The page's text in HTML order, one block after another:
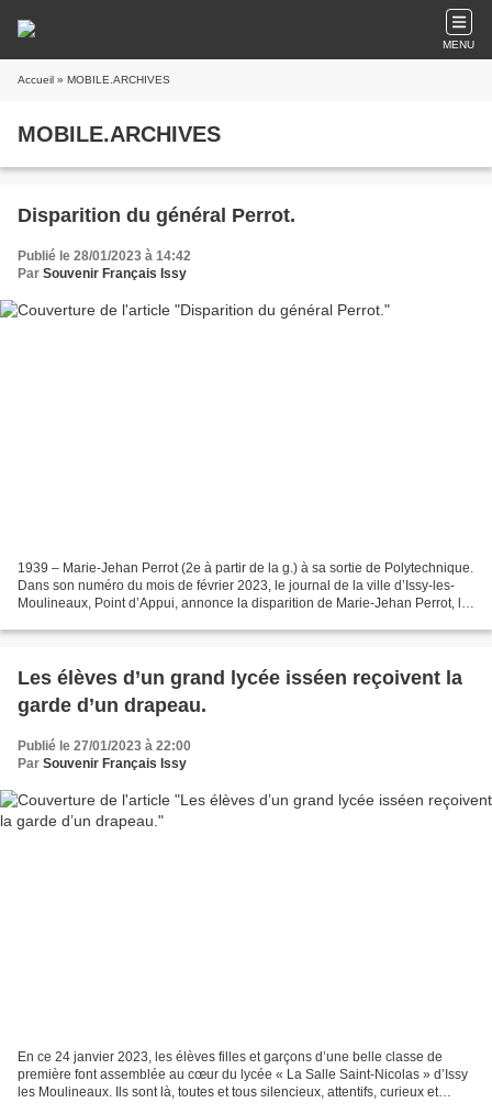
MENU
Accueil » MOBILE.ARCHIVES
MOBILE.ARCHIVES
Disparition du général Perrot.
Publié le 28/01/2023 à 14:42
Par Souvenir Français Issy
1939 – Marie-Jehan Perrot (2e à partir de la g.) à sa sortie de Polytechnique.
Dans son numéro du mois de février 2023, le journal de la ville d’Issy-les-
Moulineaux, Point d’Appui, annonce la disparition de Marie-Jehan Perrot, le
Les élèves d’un grand lycée isséen reçoivent la
garde d’un drapeau.
Publié le 27/01/2023 à 22:00
Par Souvenir Français Issy
En ce 24 janvier 2023, les élèves filles et garçons d’une belle classe de
première font assemblée au cœur du lycée « La Salle Saint-Nicolas » d’Issy
les Moulineaux. Ils sont là, toutes et tous silencieux, attentifs, curieux et